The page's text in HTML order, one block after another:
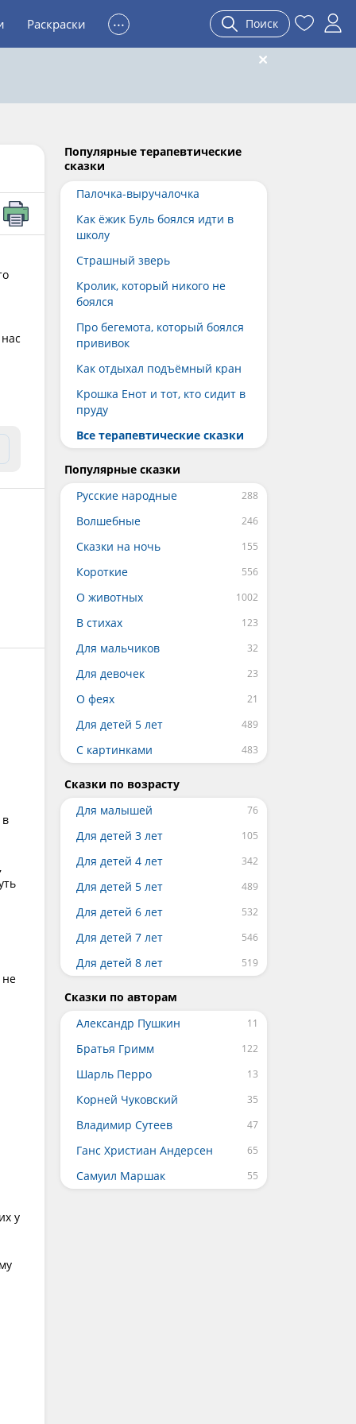
Раскраски ... Поиск
у
Популярные терапевтические
сказки
Палочка-выручалочка
Как ёжик Буль боялся идти в
школу
Страшный зверь
Кролик, который никого не
боялся
Про бегемота, который боялся
прививок
Как отдыхал подъёмный кран
Крошка Енот и тот, кто сидит в
пруду
Все терапевтические сказки
Популярные сказки
Русские народные
Волшебные
Сказки на ночь
Короткие
О животных
В стихах
Для мальчиков
Для девочек
О феях
Для детей 5 лет
С картинками
Сказки по возрасту
Для малышей
Для детей 3 лет
Для детей 4 лет
Для детей 5 лет
Для детей 6 лет
Для детей 7 лет
Для детей 8 лет
Сказки по авторам
Александр Пушкин
Братья Гримм
Шарль Перро
Корней Чуковский
Владимир Сутеев
Ганс Христиан Андерсен
Самуил Маршак